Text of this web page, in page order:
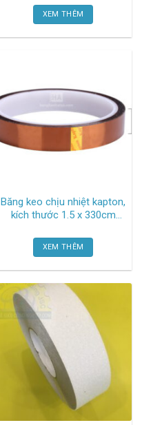
đậm TGCN-53295 Vtape
XEM THÊM
Băng keo chịu nhiệt kapton,
kích thước 1.5 x 330cm
XEM THÊM